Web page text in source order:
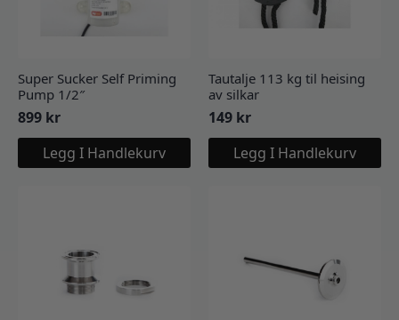
Super Sucker Self Priming
Pump 1/2″
899 kr
Legg I Handlekurv
Tautalje 113 kg til heising
av silkar
149 kr
Legg I Handlekurv